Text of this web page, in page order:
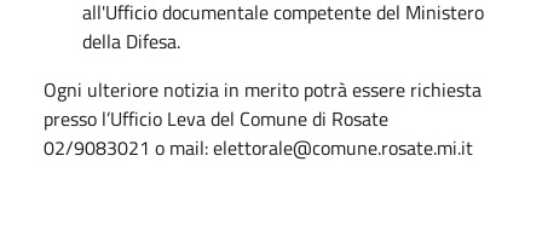
all'Ufficio documentale competente del Ministero
della Difesa.
Ogni ulteriore notizia in merito potrà essere richiesta
presso l’Ufficio Leva del Comune di Rosate
02/9083021 o mail: elettorale@comune.rosate.mi.it